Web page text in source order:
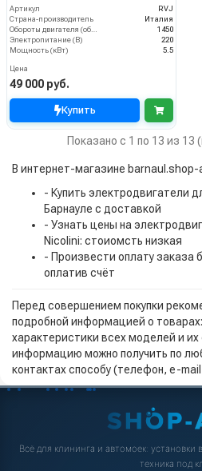
Артикул
RVJ
Страна-производитель
Италия
1450
Электропитание (В)
220
Мощность (кВт)
5.5
Цена
49 000 руб.
Купить
Показано с 1 по 13 из 13
В интернет-магазине
- Купить электродвигатели
Барнауле с доставкой
- Узнать цены на
Nicolini: стоиомсть низкая
- Произвести оплату заказа
оплатив счёт
Перед совершением покупки
подробной информацией о
характеристики всех моделей и
информацию можно получить по
контактах способу (телефон, e-
Всё для клининга и автомоек: установки
техника под